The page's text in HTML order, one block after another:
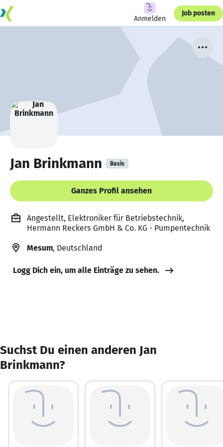
Anmelden
Job posten
Jan Brinkmann Basis
Ganzes Profil ansehen
Angestellt, Elektroniker für Betriebstechnik,
Hermann Reckers GmbH & Co. KG - Pumpentechnik
Mesum, Deutschland
Logg Dich ein, um alle Einträge zu sehen.
Suchst Du einen anderen Jan
Brinkmann?